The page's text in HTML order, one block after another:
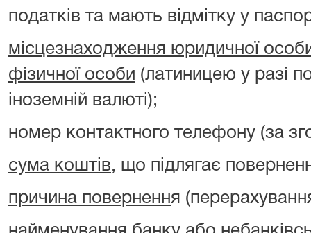
податків та мають відмітку у
місцезнаходження юридичної
фізичної особи (латиницею у разі
іноземній валюті);
номер контактного телефону (за
сума коштів, що підлягає
причина повернення